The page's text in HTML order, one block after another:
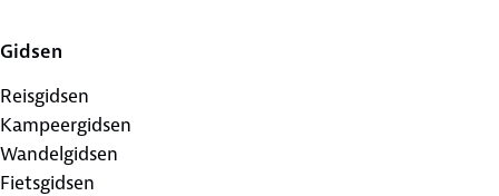
Gidsen
Reisgidsen
Kampeergidsen
Wandelgidsen
Fietsgidsen